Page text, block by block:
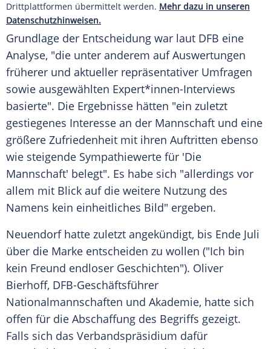
Drittplattformen übermittelt werden. Mehr dazu in unseren
Datenschutzhinweisen.
Grundlage der Entscheidung war laut DFB eine
Analyse, "die unter anderem auf Auswertungen
früherer und aktueller repräsentativer Umfragen
sowie ausgewählten Expert*innen-Interviews
basierte". Die Ergebnisse hätten "ein zuletzt
gestiegenes Interesse an der Mannschaft und eine
größere Zufriedenheit mit ihren Auftritten ebenso
wie steigende Sympathiewerte für 'Die
Mannschaft' belegt". Es habe sich "allerdings vor
allem mit Blick auf die weitere Nutzung des
Namens kein einheitliches Bild" ergeben.
Neuendorf hatte zuletzt angekündigt, bis Ende Juli
über die Marke entscheiden zu wollen ("Ich bin
kein Freund endloser Geschichten"). Oliver
Bierhoff, DFB-Geschäftsführer
Nationalmannschaften und Akademie, hatte sich
offen für die Abschaffung des Begriffs gezeigt.
Falls sich das Verbandspräsidium dafür